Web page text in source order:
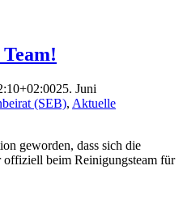
25. Juni
(SEB), Aktuelle
geworden, dass sich die
offiziell beim Reinigungsteam für